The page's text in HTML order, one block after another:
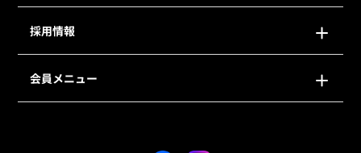
採用情報
会員メニュー